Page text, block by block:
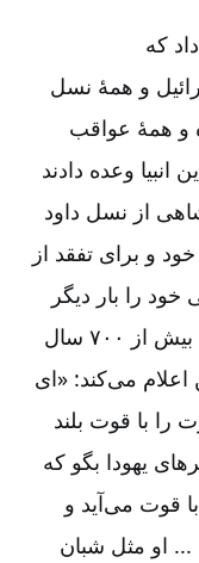
که
و همۀ نسل
و همۀ عواقب
انبیا وعده دادند
از نسل داود
و برای تفقد از
را بار دیگر
در میان آنها برقرار کند. اشعیای نبی بیش از ۷۰۰ سال
می‌کند: «ای
را با قوت بلند
یهودا بگو که
قوت می‌آید و
او مثل شبان